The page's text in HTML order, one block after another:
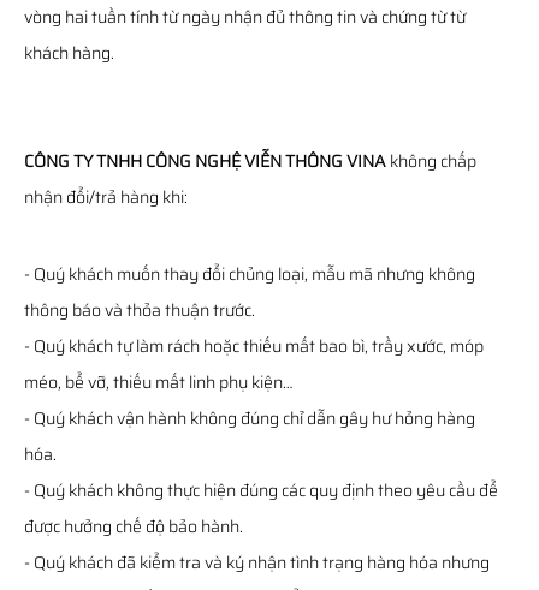
vòng hai tuần tính từ ngày nhận đủ thông tin và chứng từ từ
khách hàng.
CÔNG TY TNHH CÔNG NGHỆ VIỄN THÔNG VINAkhông chấp
nhận đổi/trả hàng khi:
- Quý khách muốn thay đổi chủng loại, mẫu mã nhưng không
thông báo và thỏa thuận trước.
- Quý khách tự làm rách hoặc thiếu mất bao bì, trầy xước, móp
méo, bể vỡ, thiếu mất linh phụ kiện…
- Quý khách vận hành không đúng chỉ dẫn gây hư hỏng hàng
hóa.
- Quý khách không thực hiện đúng các quy định theo yêu cầu để
được hưởng chế độ bảo hành.
- Quý khách đã kiểm tra và ký nhận tình trạng hàng hóa nhưng